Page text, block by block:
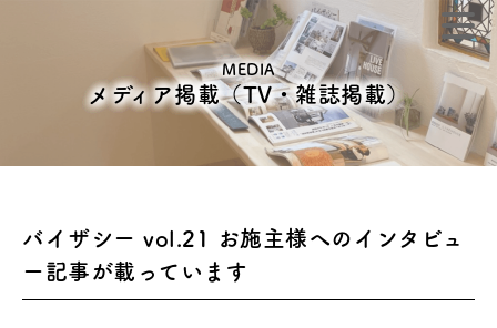
MEDIA
メディア掲載（TV・雑誌掲載）
バイザシー vol.21 お施主様へのインタビュ
ー記事が載っています